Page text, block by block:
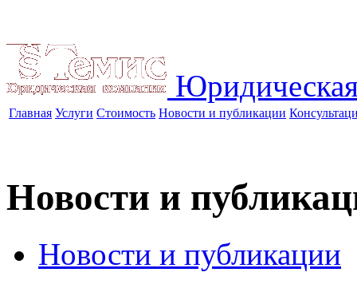
Главная Услуги Стоимость Новости и публикации
Новости и
Новости и публикации